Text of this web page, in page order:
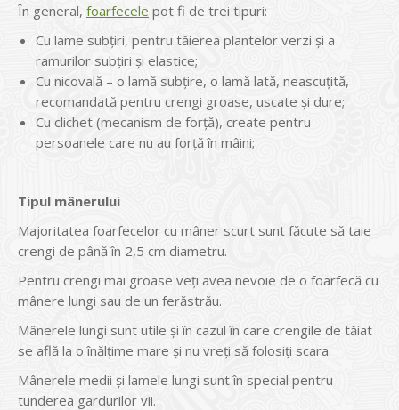
În general, foarfecele pot fi de trei tipuri:
Cu lame subţiri, pentru tăierea plantelor verzi şi a
ramurilor subţiri şi elastice;
Cu nicovală – o lamă subţire, o lamă lată, neascuţită,
recomandată pentru crengi groase, uscate şi dure;
Cu clichet (mecanism de forţă), create pentru
persoanele care nu au forţă în mâini;
Tipul mânerului
Majoritatea foarfecelor cu mâner scurt sunt făcute să taie
crengi de până în 2,5 cm diametru.
Pentru crengi mai groase veţi avea nevoie de o foarfecă cu
mânere lungi sau de un ferăstrău.
Mânerele lungi sunt utile şi în cazul în care crengile de tăiat
se află la o înălţime mare şi nu vreţi să folosiţi scara.
Mânerele medii şi lamele lungi sunt în special pentru
tunderea gardurilor vii.